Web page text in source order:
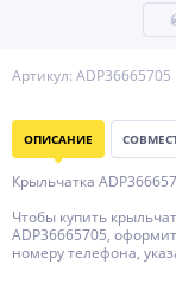
Артикул: ADP36665705
ОПИСАНИЕ
Крыльчатка
Чтобы купить
ADP36665705,
номеру телефона,